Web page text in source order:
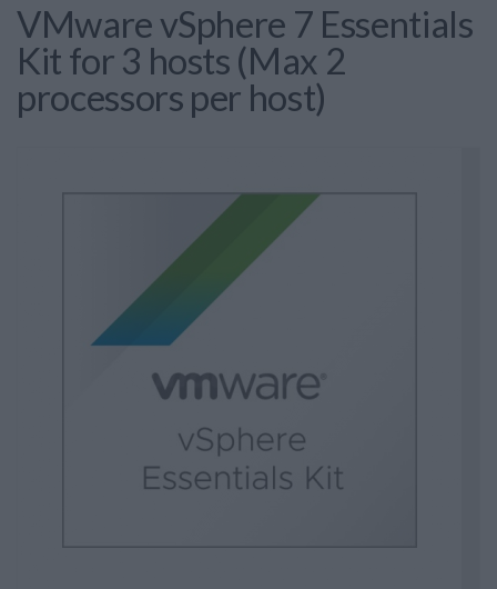
VMware vSphere 7 Essentials
Kit for 3 hosts (Max 2
processors per host)